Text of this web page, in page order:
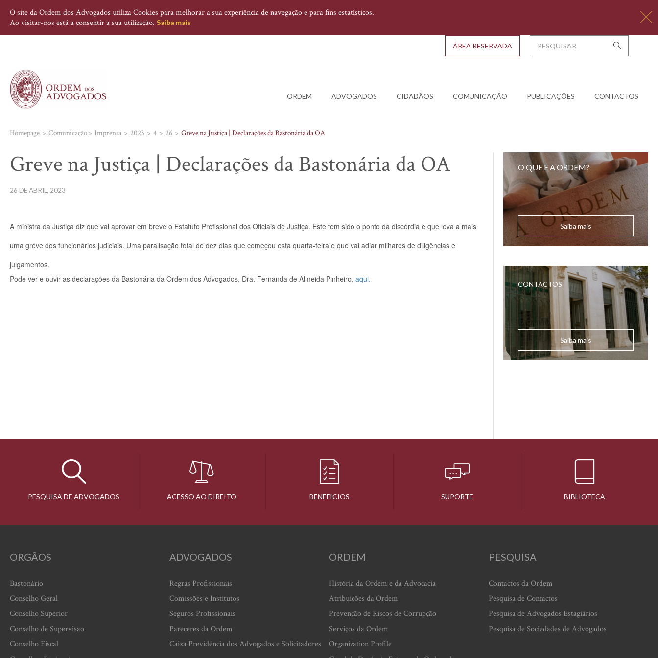
O site da Ordem dos Advogados utiliza Cookies para melhorar a sua experiência de navegação e para fins estatísticos.
Ao visitar-nos está a consentir a sua utilização. Saiba mais
ORDEM ADVOGADOS CIDADÃOS COMUNICAÇÃO PUBLICAÇÕES CONTACTOS
ÁREA RESERVADA
Homepage Comunicação Imprensa 2023 4 26 Greve na Justiça | Declarações da Bastonária da OA
Greve na Justiça | Declarações da Bastonária da OA
26 DE ABRIL, 2023
A ministra da Justiça diz que vai aprovar em breve o Estatuto Profissional dos Oficiais de Justiça. Este tem sido o ponto da discórdia e que leva a mais
uma greve dos funcionários judiciais. Uma paralisação total de dez dias que começou esta quarta-feira e que vai adiar milhares de diligências e
julgamentos.
Pode ver e ouvir as declarações da Bastonária da Ordem dos Advogados, Dra. Fernanda de Almeida Pinheiro, aqui.
O QUE É A ORDEM?
Saiba mais
CONTACTOS
Saiba mais
PESQUISA DE ADVOGADOS ACESSO AO DIREITO BENEFÍCIOS SUPORTE BIBLIOTECA
ORGÃOS
Bastonário
Conselho Geral
Conselho Superior
Conselho de Supervisão
Conselho Fiscal
ADVOGADOS
Regras Profissionais
Comissões e Institutos
Seguros Profissionais
Pareceres da Ordem
Caixa Previdência dos Advogados e Solicitadores
ORDEM
História da Ordem e da Advocacia
Atribuições da Ordem
Prevenção de Riscos de Corrupção
Serviços da Ordem
Organization Profile
PESQUISA
Contactos da Ordem
Pesquisa de Contactos
Pesquisa de Advogados Estagiários
Pesquisa de Sociedades de Advogados